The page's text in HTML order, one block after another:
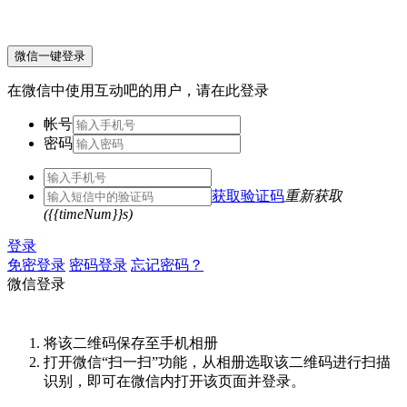
微信一键登录
在微信中使用互动吧的用户，请在此登录
帐号
密码
获取验证码重新获取
({{timeNum}}s)
登录
免密登录 密码登录 忘记密码？
微信登录
将该二维码保存至手机相册
打开微信“扫一扫”功能，从相册选取该二维码进行扫描
识别，即可在微信内打开该页面并登录。